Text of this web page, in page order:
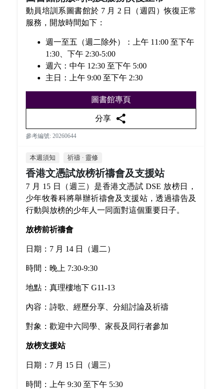
動員培訓系圖書館於 7 月 2 日（週四）恢復正常
服務，開放時間如下：
週一至五（週二除外）：上午 11:00 至下午
1:30、下午 2:30-5:00
週六：中午 12:30 至下午 5:00
主日：上午 9:00 至下午 2:30
圖書館專頁
分享 share
參考編號: 20260644
本週須知 祈禱 · 靈修
香港文憑試放榜祈禱會及支援站
7 月 15 日（週三）是香港文憑試 DSE 放榜日，
少年牧養科將舉辦祈禱會及支援站，透過禱告及
行動與放榜的少年人一同面對這個重要日子。
放榜前祈禱會
日期：7 月 14 日（週二）
時間：晚上 7:30-9:30
地點：真理樓地下 G11-13
內容：詩歌、經歷分享、分組討論及祈禱
對象：歡迎中六同學、家長及同行者參加
放榜支援站
日期：7 月 15 日（週三）
時間：上午 9:30 至下午 5:30